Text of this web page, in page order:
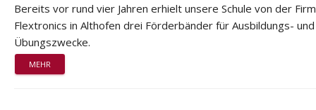
Bereits vor rund vier Jahren erhielt unsere Schule von der
Flextronics in Althofen drei Förderbänder für Ausbildungs- und
Übungszwecke.
MEHR